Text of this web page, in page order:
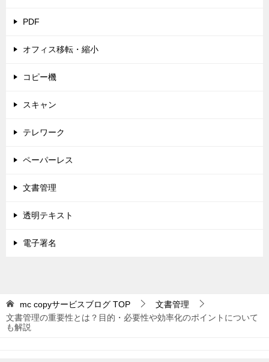
PDF
オフィス移転・縮小
コピー機
スキャン
テレワーク
ペーパーレス
文書管理
透明テキスト
電子署名
mc copyサービスブログ TOP
文書管理
文書管理の重要性とは？目的・必要性や効率化のポイントについて
も解説